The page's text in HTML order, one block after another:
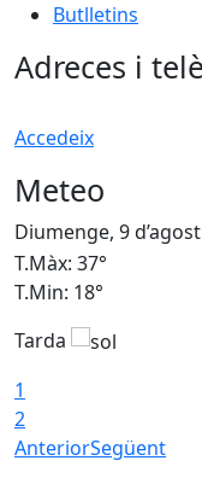
Butlletins
Adreces i
Accedeix
Meteo
Diumenge, 9 d’agost
T.Màx: 37°
T.Min: 18°
Tarda
1
2
AnteriorSegüent